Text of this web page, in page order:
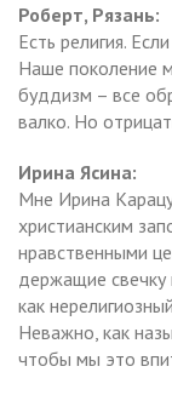
Роберт, Рязань:
Есть религия.
Наше поколение
буддизм – все
валко. Но
Ирина Ясина:
Мне Ирина
христианским
нравственными
держащие свечку
как
Неважно, как
чтобы мы это